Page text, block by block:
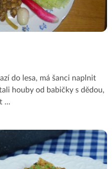
do lesa, má šanci naplnit
houby od babičky s dědou,
...